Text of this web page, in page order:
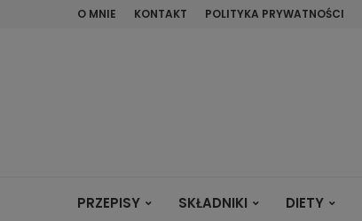
O MNIE KONTAKT POLITYKA PRYWATNOŚCI
PRZEPISY SKŁADNIKI DIETY